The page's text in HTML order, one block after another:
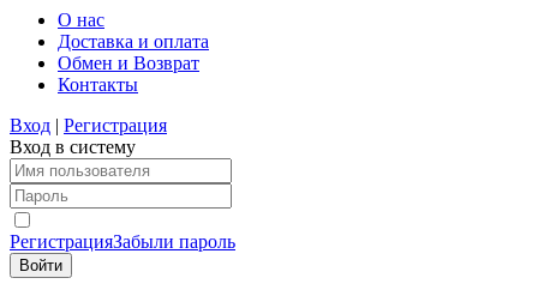
О нас
Доставка и оплата
Обмен и Возврат
Контакты
Вход | Регистрация
Вход в систему
РегистрацияЗабыли пароль